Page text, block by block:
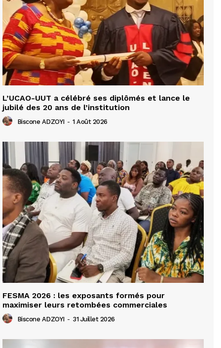
L’UCAO-UUT a célébré ses diplômés et lance le
jubilé des 20 ans de l’institution
Biscone ADZOYI - 1 Août 2026
FESMA 2026 : les exposants formés pour
maximiser leurs retombées commerciales
Biscone ADZOYI - 31 Juillet 2026